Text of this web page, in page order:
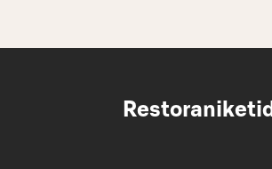
Restoraniketid